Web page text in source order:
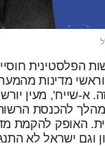
הפלסטינית
מדינות
א-שייח', מעין
להכנסת הרשות
האופק להקמת
וגם ישראל לא